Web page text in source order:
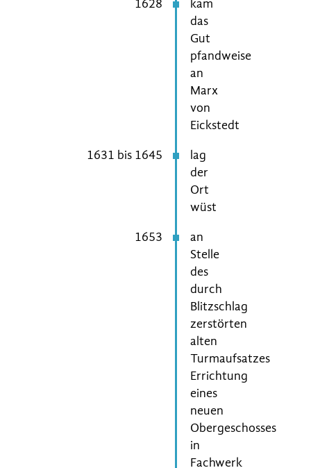
1628
kam
das
Gut
pfandweise
an
Marx
von
Eickstedt
1631 bis 1645
lag
der
Ort
wüst
1653
an
Stelle
des
durch
Blitzschlag
zerstörten
alten
Turmaufsatzes
Errichtung
eines
neuen
Obergeschosses
in
Fachwerk